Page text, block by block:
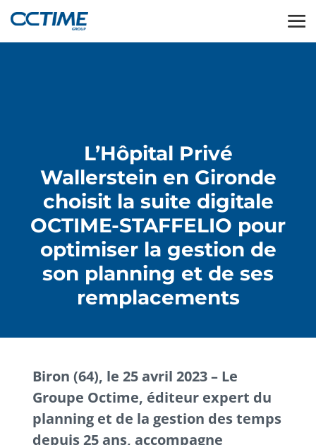
L’Hôpital Privé
Wallerstein en Gironde
choisit la suite digitale
OCTIME-STAFFELIO pour
optimiser la gestion de
son planning et de ses
remplacements
Biron (64), le 25 avril 2023 – Le
Groupe Octime, éditeur expert du
planning et de la gestion des temps
depuis 25 ans, accompagne